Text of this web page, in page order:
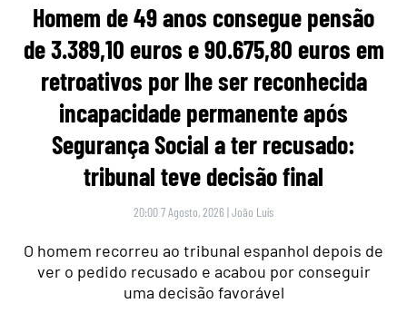
Homem de 49 anos consegue pensão
de 3.389,10 euros e 90.675,80 euros em
retroativos por lhe ser reconhecida
incapacidade permanente após
Segurança Social a ter recusado:
tribunal teve decisão final
20:00 7 Agosto, 2026 |João Luís
O homem recorreu ao tribunal espanhol depois de
ver o pedido recusado e acabou por conseguir
uma decisão favorável